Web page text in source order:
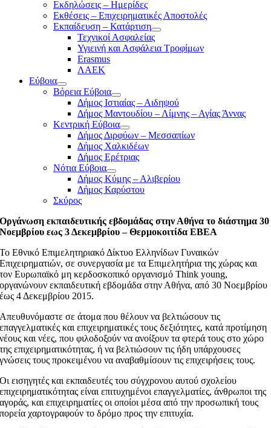
Εκδηλώσεις – Ημερίδες
Εκθέσεις – Επιχειρηματικές Αποστολές
Εκπαίδευση – Κατάρτιση
Τεχνικοί Ασφαλείας
Υγιεινή και Ασφάλεια Τροφίμων
Erasmus
ΛΑΕΚ
Εύβοια
Βόρεια Εύβοια
Δήμος Ιστιαίας – Αιδηψού
Δήμος Μαντουδίου – Λίμνης – Αγίας Άννας
Κεντρική Εύβοια
Δήμος Διρφύων – Μεσσαπίων
Δήμος Χαλκιδέων
Δήμος Ερέτριας
Νότια Εύβοια
Δήμος Κύμης – Αλιβερίου
Δήμος Καρύστου
Σκύρος
Οργάνωση εκπαιδευτικής εβδομάδας στην Αθήνα το διάστημα 30
Νοεμβρίου εως 3 Δεκεμβρίου – Θερμοκοιτίδα ΕΒΕΑ
Το Εθνικό Επιμελητηριακό Δίκτυο Ελληνίδων Γυναικών
Επιχειρηματιών, σε συνεργασία με τα Επιμελητήρια της χώρας και
τον Ευρωπαϊκό μη κερδοσκοπικό οργανισμό Think young,
οργανώνουν εκπαιδευτική εβδομάδα στην Αθήνα, από 30 Νοεμβρίου
έως 4 Δεκεμβρίου 2015.
Απευθυνόμαστε σε άτομα που θέλουν να βελτιώσουν τις
επαγγελματικές και επιχειρηματικές τους δεξιότητες, κατά προτίμηση
νέους και νέες, που φιλοδοξούν να ανοίξουν τα φτερά τους στο χώρο
της επιχειρηματικότητας, ή να βελτιώσουν τις ήδη υπάρχουσες
γνώσεις τους προκειμένου να αναβαθμίσουν τις επιχειρήσεις τους.
Οι εισηγητές και εκπαιδευτές του σύγχρονου αυτού σχολείου
επιχειρηματικότητας είναι επιτυχημένοι επαγγελματίες, άνθρωποι της
αγοράς, και επιχειρηματίες οι οποίοι μέσα από την προσωπική τους
πορεία χαρτογραφούν το δρόμο προς την επιτυχία.